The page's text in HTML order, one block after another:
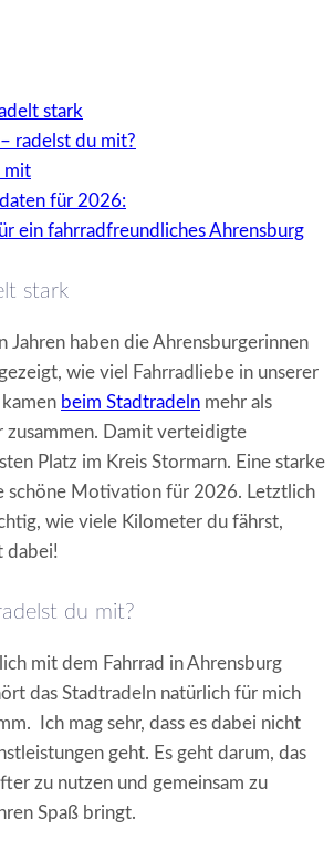
stark
radelst du mit?
mit
für 2026:
ein fahrradfreundliches Ahrensburg
stark
Jahren haben die Ahrensburgerinnen
wie viel Fahrradliebe in unserer
beim Stadtradeln mehr als
Damit verteidigte
Platz im Kreis Stormarn. Eine starke
schöne Motivation für 2026. Letztlich
wie viele Kilometer du fährst,
dabei!
du mit?
mit dem Fahrrad in Ahrensburg
das Stadtradeln natürlich für mich
Ich mag sehr, dass es dabei nicht
geht. Es geht darum, das
zu nutzen und gemeinsam zu
Spaß bringt.